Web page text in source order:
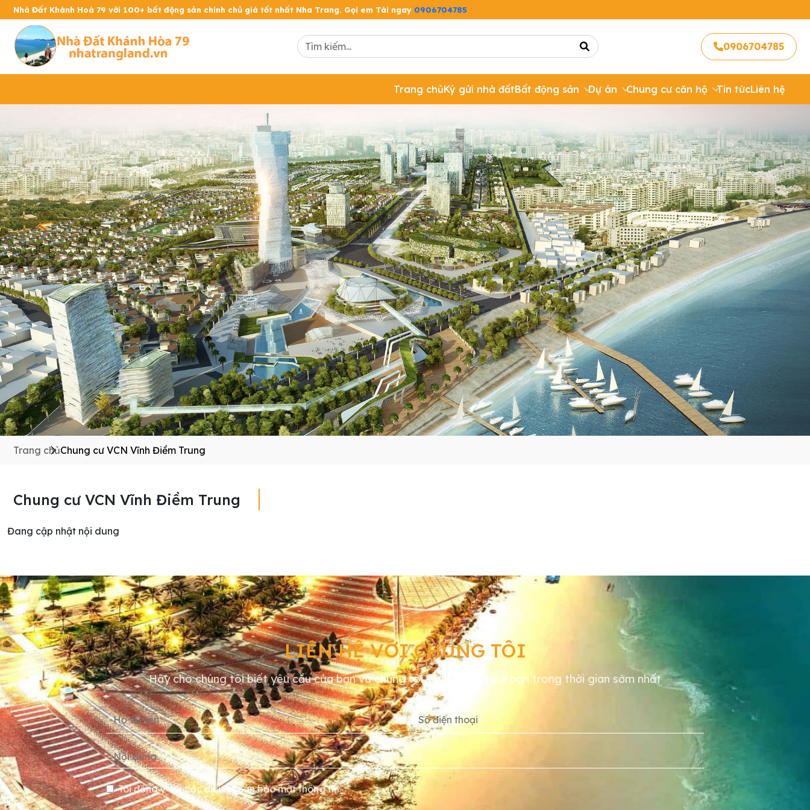
Nhà Đất Khánh Hoà 79 với 100+ bất động sản chính chủ giá tốt nhất Nha Trang. Gọi em Tài ngay 0906704785
0906704785
Trang chủKý gửi nhà đấtBất động sản Dự án Chung cư căn hộ Tin tứcLiên hệ
Trang chủChung cư VCN Vĩnh Điềm Trung
Chung cư VCN Vĩnh Điềm Trung
Đang cập nhật nội dung
LIÊN HỆ VỚI CHÚNG TÔI
Hãy cho chúng tôi biết yêu cầu của bạn và chúng tôi sẽ liên hệ lại với bạn trong thời gian sớm nhất
Tôi đồng ý với các điều khoản bảo mật thông tin